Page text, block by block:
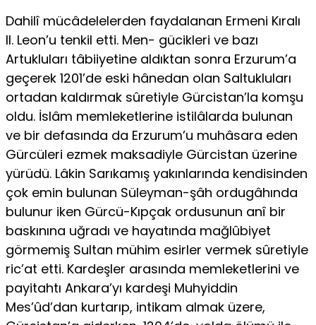
Dahilî mücâdelelerden faydalanan Ermeni Kıralı
II. Leon’u tenkil etti. Men- gücikleri ve bazı
Artukluları tâbiiyetine aldıktan sonra Erzurum’a
geçerek 1201’de eski hânedan olan Saltukluları
ortadan kaldırmak sûretiyle Gürcistan’la komşu
oldu. İslâm memleketlerine istilâlarda bulunan
ve bir defasında da Erzurum’u muhâsara eden
Gürcüleri ezmek maksadiyle Gürcistan üzerine
yürüdü. Lâkin Sarıkamış yakınlarında kendisinden
çok emin bulunan Süleyman-şâh ordugâhında
bulunur iken Gürcü-Kıpçak ordusunun anî bir
baskınına uğradı ve hayatında mağlûbiyet
görmemiş Sultan mühim esirler vermek sûretiyle
ric’at etti. Kardeşler arasında memleketlerini ve
payitahtı Ankara’yı kardeşi Muhyiddin
Mes’ûd’dan kurtarıp, intikam almak üzere,